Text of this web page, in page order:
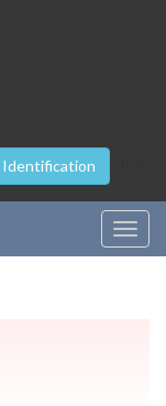
Identification